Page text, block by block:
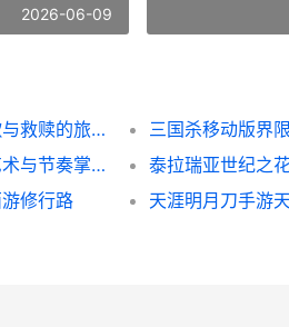
2026-06-09
黑神话悟空四妹结局达成，一曲悲歌与救赎的旅程
火影忍者手游决斗场连招，制胜的艺术与节奏掌控
修行路